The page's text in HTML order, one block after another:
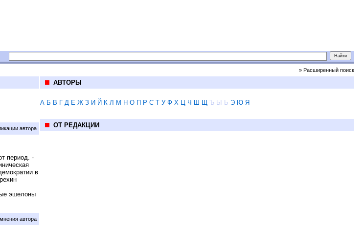
» Расширенный поиск
автора
период. -
в
эшелоны
автора
АВТОРЫ
А Б В Г Д Е Ж З И Й К Л М Н О П Р С Т У Ф Х Ц Ч Ш Щ Ъ Ы Ь Э Ю Я
ОТ РЕДАКЦИИ